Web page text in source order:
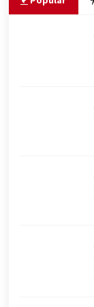
भवन एवं
पोर्टल
के
को घेरने